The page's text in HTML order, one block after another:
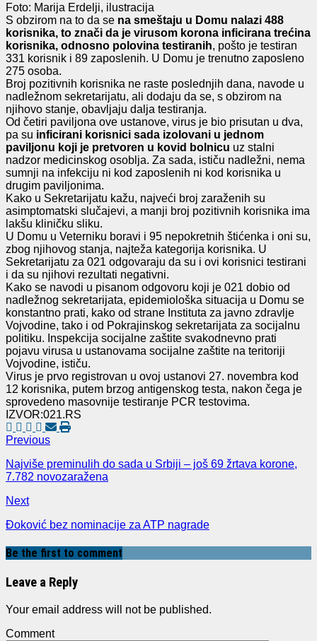
Foto: Marija Erdelji, ilustracija
S obzirom na to da se na smeštaju u Domu nalazi 488
korisnika, to znači da je virusom korona inficirana trećina
korisnika, odnosno polovina testiranih, pošto je testiran
331 korisnik i 89 zaposlenih. U Domu je trenutno zaposleno
275 osoba.
Broj pozitivnih korisnika ne raste poslednjih dana, navode u
nadležnom sekretarijatu, ali dodaju da se, s obzirom na
njihovo stanje, obavljaju dalja testiranja.
Od četiri paviljona ove ustanove, virus je bio prisutan u dva,
pa su inficirani korisnici sada izolovani u jednom
paviljonu koji je pretvoren u kovid bolnicu uz stalni
nadzor medicinskog osoblja. Za sada, ističu nadležni, nema
sumnji na infekciju ni kod zaposlenih ni kod korisnika u
drugim paviljonima.
Kako u Sekretarijatu kažu, najveći broj zaraženih su
asimptomatski slučajevi, a manji broj pozitivnih korisnika ima
lakšu kliničku sliku.
U Domu u Veterniku boravi i 95 nepokretnih štićenka i oni su,
zbog njihovog stanja, najteža kategorija korisnika. U
Sekretarijatu za 021 odgovaraju da su i ovi korisnici testirani
i da su njihovi rezultati negativni.
Kako se navodi u pisanom odgovoru koji je 021 dobio od
nadležnog sekretarijata, epidemiološka situacija u Domu se
konstantno prati, kako od strane Instituta za javno zdravlje
Vojvodine, tako i od Pokrajinskog sekretarijata za socijalnu
politiku. Inspekcija socijalne zaštite svakodnevno prati
pojavu virusa u ustanovama socijalne zaštite na teritoriji
Vojvodine, ističu.
Virus je prvo registrovan u ovoj ustanovi 27. novembra kod
12 korisnika, putem brzog antigenskog testa, nakon čega je
sprovedeno masovnije testiranje PCR testovima.
IZVOR:021.RS
Previous
Najviše preminulih do sada u Srbiji – još 69 žrtava korone,
7.782 novozaražena
Next
Đoković bez nominacije za ATP nagrade
Be the first to comment
Leave a Reply
Your email address will not be published.
Comment